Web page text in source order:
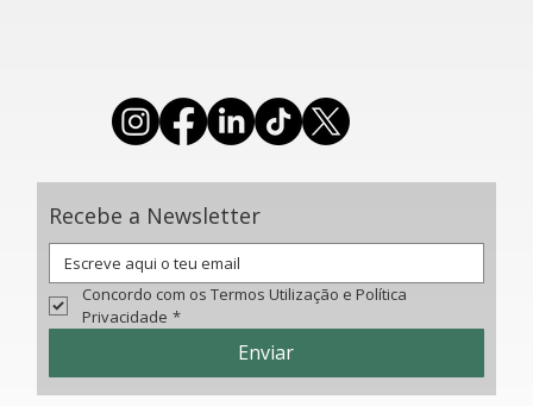
Recebe a Newsletter
Concordo com os Termos Utilização e Política
Privacidade *
Enviar